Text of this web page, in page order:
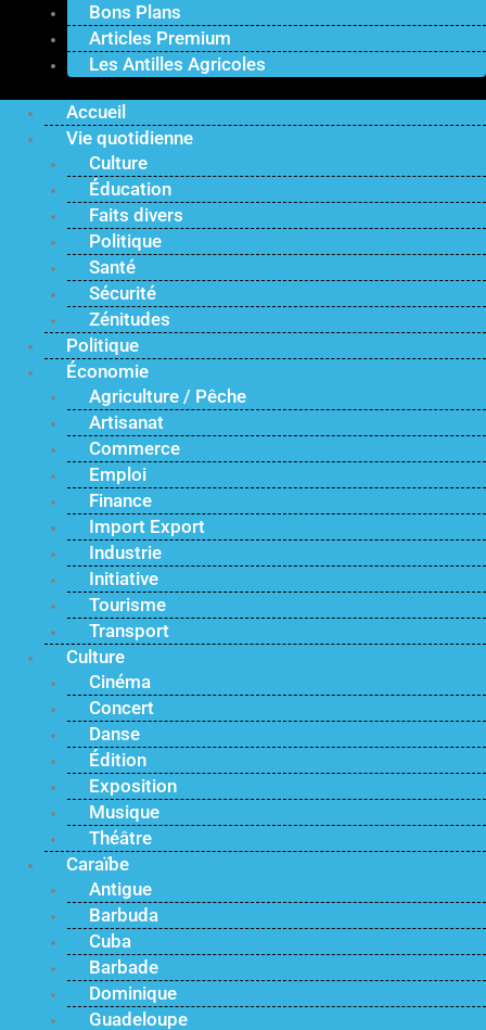
Bons Plans
Articles Premium
Les Antilles Agricoles
Accueil
Vie quotidienne
Culture
Éducation
Faits divers
Politique
Santé
Sécurité
Zénitudes
Politique
Économie
Agriculture / Pêche
Artisanat
Commerce
Emploi
Finance
Import Export
Industrie
Initiative
Tourisme
Transport
Culture
Cinéma
Concert
Danse
Édition
Exposition
Musique
Théâtre
Caraïbe
Antigue
Barbuda
Cuba
Barbade
Dominique
Guadeloupe